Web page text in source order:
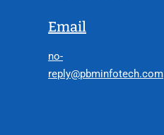
Email
no-
reply@pbminfotech.com